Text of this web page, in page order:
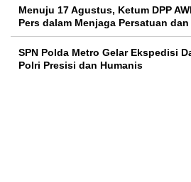
Menuju 17 Agustus, Ketum DPP
Pers dalam Menjaga Persatuan dan
SPN Polda Metro Gelar Ekspedisi
Polri Presisi dan Humanis